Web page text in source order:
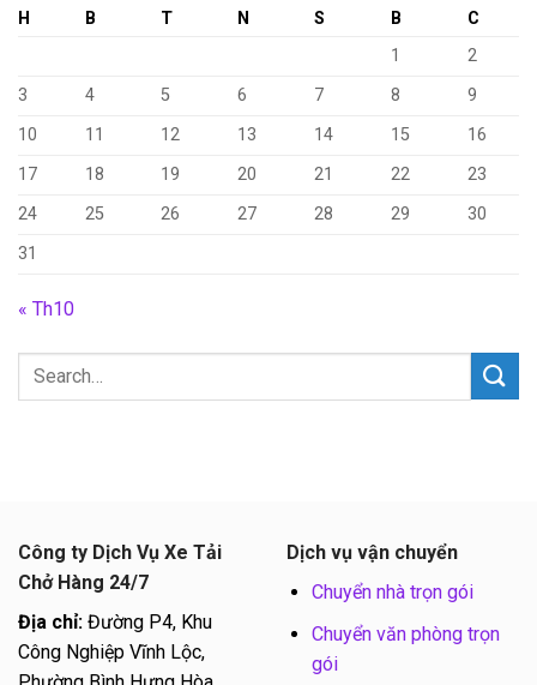
H B T N S B
C
1
2
3
4 5 6 7 8
9
10
11 12 13 14 15
16
17
18 19 20 21 22
23
24
25 26 27 28 29
30
31
« Th10
Công ty Dịch Vụ Xe Tải
Chở Hàng 24/7
Địa chỉ: Đường P4, Khu
Công Nghiệp Vĩnh Lộc,
Dịch vụ vận chuyển
Chuyển nhà trọn gói
Chuyển văn phòng trọn
gói